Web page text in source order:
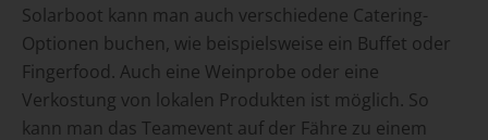
Solarboot kann man auch verschiedene Catering-
Optionen buchen, wie beispielsweise ein Buffet oder
Fingerfood. Auch eine Weinprobe oder eine
Verkostung von lokalen Produkten ist möglich. So
kann man das Teamevent auf der Fähre zu einem